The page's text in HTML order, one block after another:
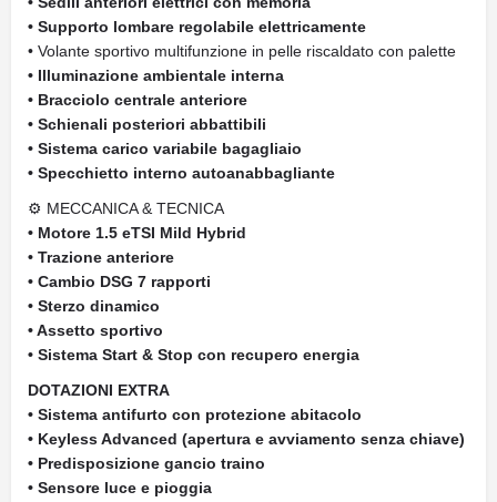
• Supporto lombare regolabile elettricamente
• Volante sportivo multifunzione in pelle riscaldato con palette
• Illuminazione ambientale interna
• Bracciolo centrale anteriore
• Schienali posteriori abbattibili
• Sistema carico variabile bagagliaio
• Specchietto interno autoanabbagliante
⚙ MECCANICA & TECNICA
• Motore 1.5 eTSI Mild Hybrid
• Trazione anteriore
• Cambio DSG 7 rapporti
• Sterzo dinamico
• Assetto sportivo
• Sistema Start & Stop con recupero energia
DOTAZIONI EXTRA
• Sistema antifurto con protezione abitacolo
• Keyless Advanced (apertura e avviamento senza chiave)
• Predisposizione gancio traino
• Sensore luce e pioggia